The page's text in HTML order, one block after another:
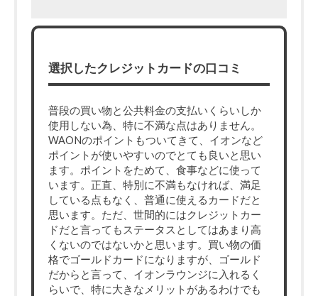
選択したクレジットカードの口コミ
普段の買い物と公共料金の支払いくらいしか
使用しない為、特に不満な点はありません。
WAONのポイントもついてきて、イオンなど
ポイントが使いやすいのでとても良いと思い
ます。ポイントをためて、食事などに使って
います。正直、特別に不満もなければ、満足
している点もなく、普通に使えるカードだと
思います。ただ、世間的にはクレジットカー
ドだと言ってもステータスとしてはあまり高
くないのではないかと思います。買い物の価
格でゴールドカードになりますが、ゴールド
だからと言って、イオンラウンジに入れるく
らいで、特に大きなメリットがあるわけでも